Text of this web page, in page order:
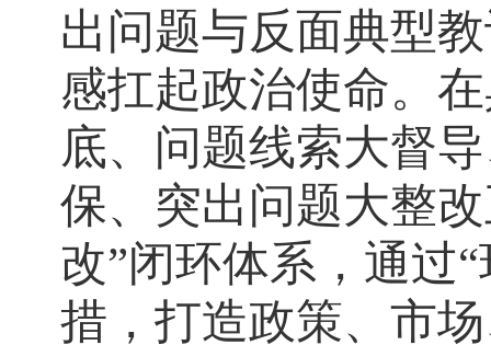
出问题与反面典型
感扛起政治使命。
底、问题线索大督
保、突出问题大整
改”闭环体系，通过
措，打造政策、市